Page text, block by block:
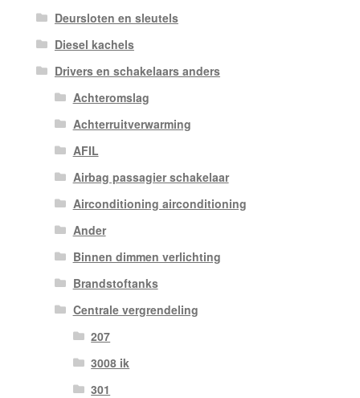
Deursloten en sleutels
Diesel kachels
Drivers en schakelaars anders
Achteromslag
Achterruitverwarming
AFIL
Airbag passagier schakelaar
Airconditioning airconditioning
Ander
Binnen dimmen verlichting
Brandstoftanks
Centrale vergrendeling
207
3008 ik
301